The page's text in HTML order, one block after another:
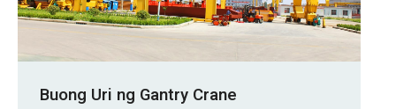
Buong Uri ng Gantry Crane